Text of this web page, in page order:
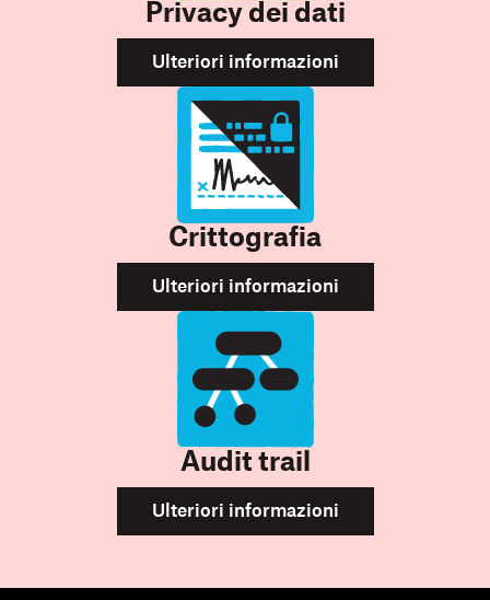
Privacy dei dati
Ulteriori informazioni
Crittografia
Ulteriori informazioni
Audit trail
Ulteriori informazioni